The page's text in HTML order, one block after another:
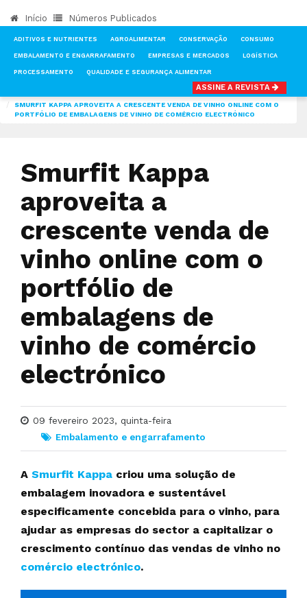
Início Números Publicados
ADITIVOS E NUTRIENTES AGROALIMENTAR CONSERVAÇÃO CONSUMO
EMBALAMENTO E ENGARRAFAMENTO EMPRESAS E MERCADOS LOGÍSTICA
PROCESSAMENTO QUALIDADE E SEGURANÇA ALIMENTAR
ASSINE A REVISTA
EMBALAMENTO E ENGARRAFAMENTO
SMURFIT KAPPA APROVEITA A CRESCENTE VENDA DE VINHO ONLINE COM O
PORTFÓLIO DE EMBALAGENS DE VINHO DE COMÉRCIO ELECTRÓNICO
Smurfit Kappa
aproveita a
crescente venda de
vinho online com o
portfólio de
embalagens de
vinho de comércio
electrónico
09 fevereiro 2023, quinta-feira
Embalamento e engarrafamento
A Smurfit Kappa criou uma solução de
embalagem inovadora e sustentável
especificamente concebida para o vinho, para
ajudar as empresas do sector a capitalizar o
crescimento contínuo das vendas de vinho no
comércio electrónico.